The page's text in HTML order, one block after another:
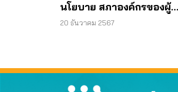
นโยบาย สภาองค์กรของผู้
บริโภค ครั้งที่ 12/2567 วันที่
20 ธันวาคม 2567